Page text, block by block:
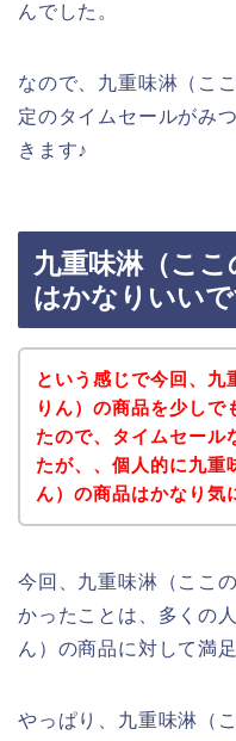
んでした。
なので、九重味淋（こ
定のタイムセールがみ
きます♪
九重味淋（こ
はかなりいい
という感じで今回、九
りん）の商品を少しで
たので、タイムセール
たが、、個人的に九重
ん）の商品はかなり気
今回、九重味淋（ここ
かったことは、多くの
ん）の商品に対して満
やっぱり、九重味淋（